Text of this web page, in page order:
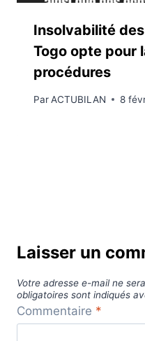
Insolvabilité
Togo opte pour
procédures
ParACTUBILAN 8
Laisser un
Votre adresse e-mail ne
obligatoires sont indiqués
Commentaire *